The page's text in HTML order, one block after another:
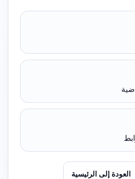
العودة إلى الرئيسية